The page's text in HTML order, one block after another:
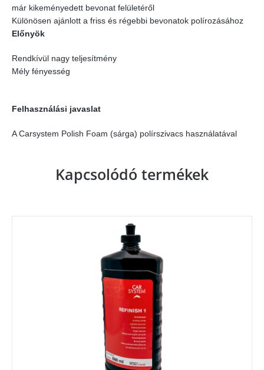
már kikeményedett bevonat felületéről
Különösen ajánlott a friss és régebbi bevonatok polírozásához
Előnyök
Rendkívül nagy teljesítmény
Mély fényesség
Felhasználási javaslat
A Carsystem Polish Foam (sárga) polírszivacs használatával
Kapcsolódó termékek